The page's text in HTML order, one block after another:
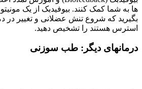
ها به شما کمک کنند. بیوفیدبک از یک
بگیرید که شروع تنش عضلانی و تغییر در
استرس هستند را تشخیص دهید.
درمانهای دیگر : طب سوزنی